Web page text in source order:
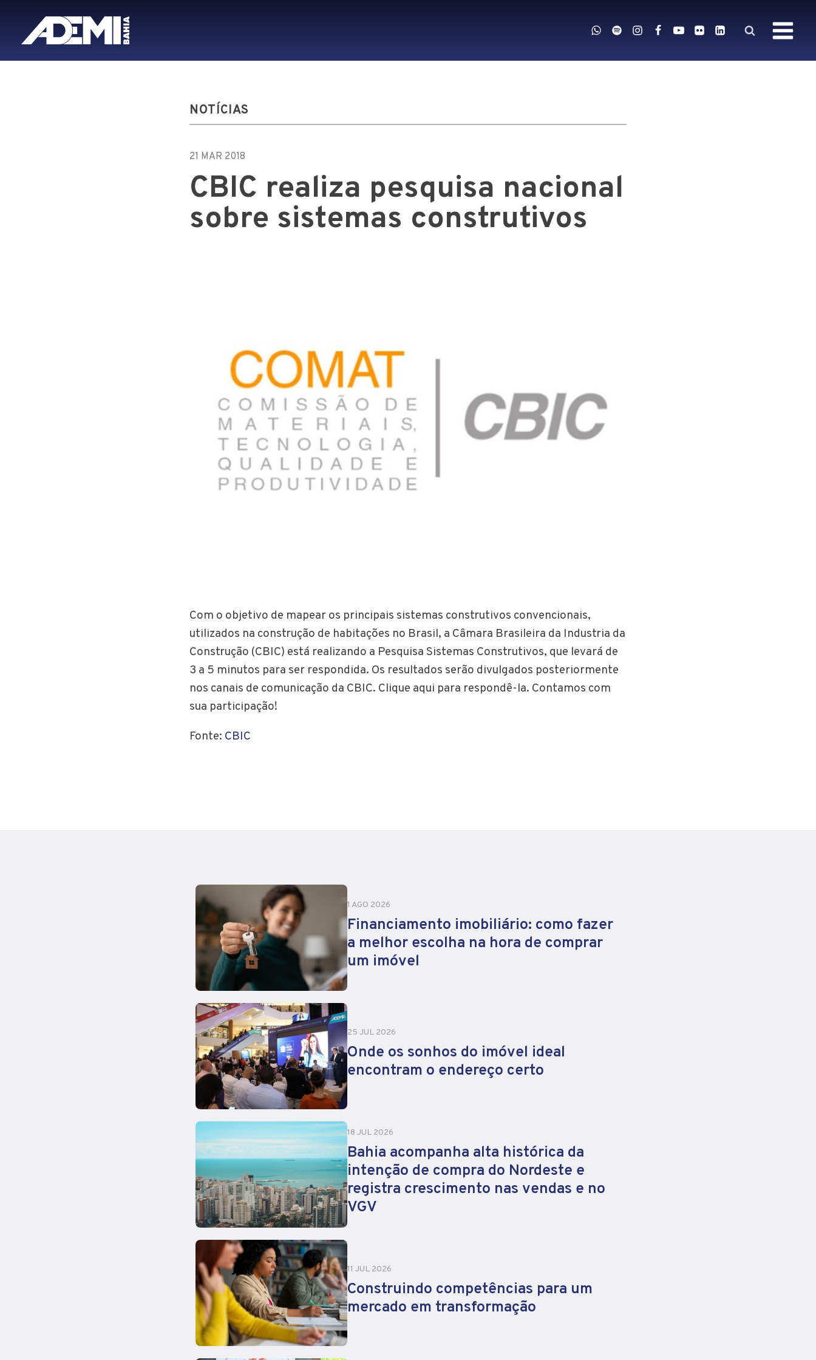
NOTÍCIAS
21 MAR 2018
CBIC realiza pesquisa nacional
sobre sistemas construtivos
Com o objetivo de mapear os principais sistemas construtivos convencionais,
utilizados na construção de habitações no Brasil, a Câmara Brasileira da Industria da
Construção (CBIC) está realizando a Pesquisa Sistemas Construtivos, que levará de
3 a 5 minutos para ser respondida. Os resultados serão divulgados posteriormente
nos canais de comunicação da CBIC. Clique aqui para respondê-la. Contamos com
sua participação!
Fonte: CBIC
1 AGO 2026
Financiamento imobiliário: como fazer
a melhor escolha na hora de comprar
um imóvel
25 JUL 2026
Onde os sonhos do imóvel ideal
encontram o endereço certo
18 JUL 2026
Bahia acompanha alta histórica da
intenção de compra do Nordeste e
registra crescimento nas vendas e no
VGV
11 JUL 2026
Construindo competências para um
mercado em transformação